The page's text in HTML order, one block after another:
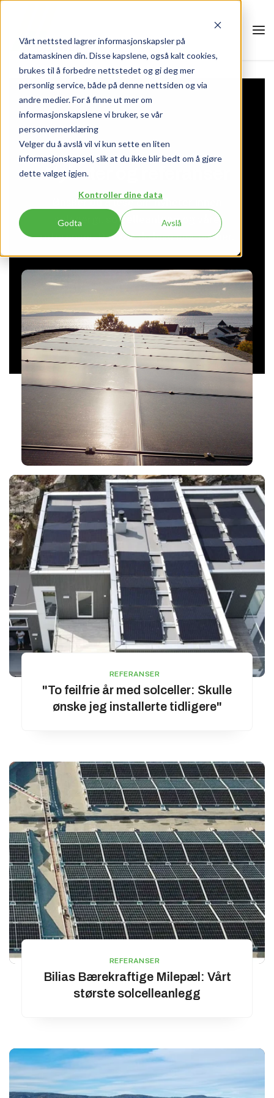
Vårt nettsted lagrer informasjonskapsler på
datamaskinen din. Disse kapslene, også kalt cookies,
brukes til å forbedre nettstedet og gi deg mer
personlig service, både på denne nettsiden og via
andre medier. For å finne ut mer om
informasjonskapslene vi bruker, se vår
personvernerklæring
Velger du å avslå vil vi kun sette en liten
informasjonskapsel, slik at du ikke blir bedt om å gjøre
dette valget igjen.
Kontroller dine data
Godta Avslå
ECO POWER
Nyheter og referanser
Ønsker du å lese om nyheter innen
solenergi, solcelleanlegg og våre
referanser. Det kan du lese mer om her.
REFERANSER
"To feilfrie år med solceller: Skulle
ønske jeg installerte tidligere"
REFERANSER
Bilias Bærekraftige Milepæl: Vårt
største solcelleanlegg